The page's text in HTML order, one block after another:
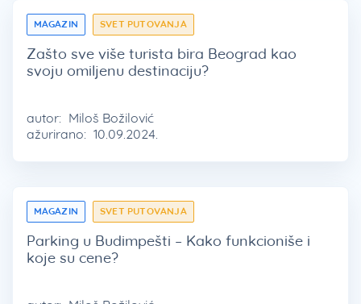
MAGAZIN SVET PUTOVANJA
Zašto sve više turista bira Beograd kao
svoju omiljenu destinaciju?
autor: Miloš Božilović
ažurirano: 10.09.2024.
MAGAZIN SVET PUTOVANJA
Parking u Budimpešti – Kako funkcioniše i
koje su cene?